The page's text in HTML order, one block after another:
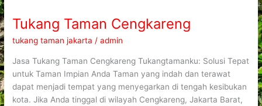
Tukang Taman Cengkareng
tukang taman jakarta /admin
Jasa Tukang Taman Cengkareng Tukangtamanku: Solusi Tepat
untuk Taman Impian Anda Taman yang indah dan terawat
dapat menjadi tempat yang menyegarkan di tengah kesibukan
kota. Jika Anda tinggal di wilayah Cengkareng, Jakarta Barat,
Tukang
Cengkareng